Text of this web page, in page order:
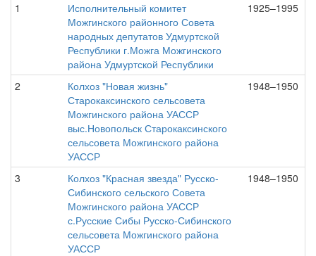
1
Исполнительный комитет
Можгинского районного Совета
народных депутатов Удмуртской
Республики г.Можга Можгинского
района Удмуртской Республики
1925–1995
2
Колхоз "Новая жизнь"
Старокаксинского сельсовета
Можгинского района УАССР
выс.Новопольск Старокаксинского
сельсовета Можгинского района
УАССР
1948–1950
3
Колхоз "Красная звезда" Русско-
Сибинского сельского Совета
Можгинского района УАССР
с.Русские Сибы Русско-Сибинского
сельсовета Можгинского района
УАССР
1948–1950